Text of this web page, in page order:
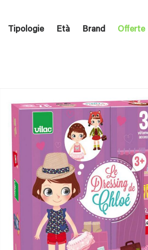
Tipologie Età Brand Offerte